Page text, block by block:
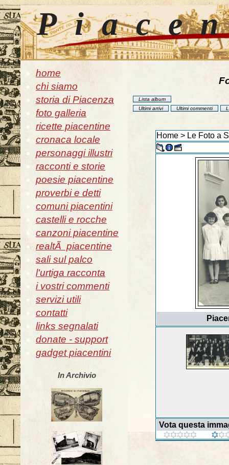
home
chi siamo
storia di Piacenza
foto galleria
ricette piacentine
cronaca locale
personaggi illustri
racconti e storie
poesie piacentine
proverbi e detti
comuni piacentini
castelli e rocche
canzoni piacentine
realtÃ piacentine
sali sul palco
l'urtiga racconta
i vostri commenti
servizi utili
contatti
links segnalati
donate - support
gadget piacentini
In Archivio
Lista album
Ultimi arrivi
Ultimi commenti
Home> Le Foto a
Vota questa